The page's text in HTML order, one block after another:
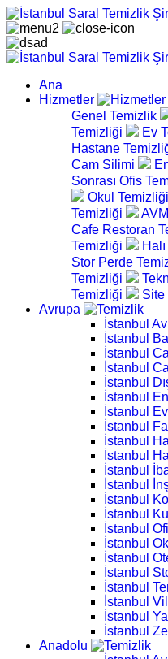
Ana
Hizmetler
Genel Temizlik
Temizliği
Ev
Hastane
Cam Silimi
Sonrası Ofis
Okul Temizliği
Temizliği
Cafe Restoran
Temizliği
Stor Perde
Temizliği
Temizliği
Site
Avrupa
İstanbul
İstanbul
İstanbul
İstanbul
İstanbul
İstanbul
İstanbul
İstanbul
İstanbul
İstanbul
İstanbul
İstanbul
İstanbul
İstanbul
İstanbul
İstanbul
İstanbul
İstanbul
İstanbul
İstanbul
İstanbul
İstanbul
Anadolu